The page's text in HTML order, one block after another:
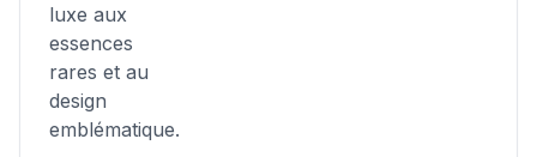
luxe aux
essences
rares et au
design
emblématique.